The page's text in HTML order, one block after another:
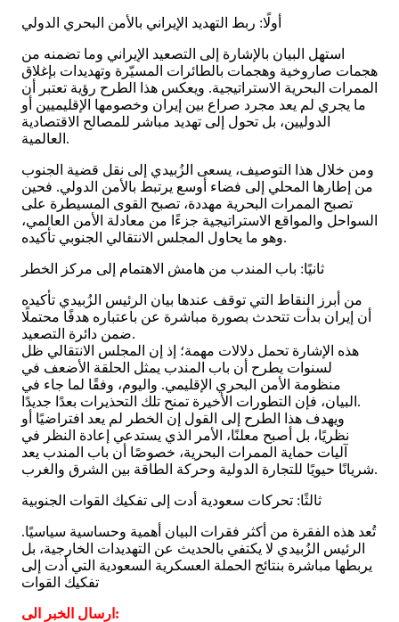
أولًا: ربط التهديد الإيراني بالأمن البحري الدولي
استهل البيان بالإشارة إلى التصعيد الإيراني وما تضمنه من
هجمات صاروخية وهجمات بالطائرات المسيّرة وتهديدات بإغلاق
الممرات البحرية الاستراتيجية. ويعكس هذا الطرح رؤية تعتبر أن
ما يجري لم يعد مجرد صراع بين إيران وخصومها الإقليميين أو
الدوليين، بل تحول إلى تهديد مباشر للمصالح الاقتصادية
العالمية.
ومن خلال هذا التوصيف، يسعى الزُبيدي إلى نقل قضية الجنوب
من إطارها المحلي إلى فضاء أوسع يرتبط بالأمن الدولي. فحين
تصبح الممرات البحرية مهددة، تصبح القوى المسيطرة على
السواحل والمواقع الاستراتيجية جزءًا من معادلة الأمن العالمي،
وهو ما يحاول المجلس الانتقالي الجنوبي تأكيده.
ثانيًا: باب المندب من هامش الاهتمام إلى مركز الخطر
من أبرز النقاط التي توقف عندها بيان الرئيس الزُبيدي تأكيده
أن إيران بدأت تتحدث بصورة مباشرة عن باعتباره هدفًا محتملًا
ضمن دائرة التصعيد.
هذه الإشارة تحمل دلالات مهمة؛ إذ إن المجلس الانتقالي ظل
لسنوات يطرح أن باب المندب يمثل الحلقة الأضعف في
منظومة الأمن البحري الإقليمي. واليوم، وفقًا لما جاء في
البيان، فإن التطورات الأخيرة تمنح تلك التحذيرات بعدًا جديدًا.
ويهدف هذا الطرح إلى القول إن الخطر لم يعد افتراضيًا أو
نظريًا، بل أصبح معلنًا، الأمر الذي يستدعي إعادة النظر في
آليات حماية الممرات البحرية، خصوصًا أن باب المندب يعد
شريانًا حيويًا للتجارة الدولية وحركة الطاقة بين الشرق والغرب.
ثالثًا: تحركات سعودية أدت إلى تفكيك القوات الجنوبية
تُعد هذه الفقرة من أكثر فقرات البيان أهمية وحساسية سياسيًا.
الرئيس الزُبيدي لا يكتفي بالحديث عن التهديدات الخارجية، بل
يربطها مباشرة بنتائج الحملة العسكرية السعودية التي أدت إلى
تفكيك القوات
ارسال الخبر الى: